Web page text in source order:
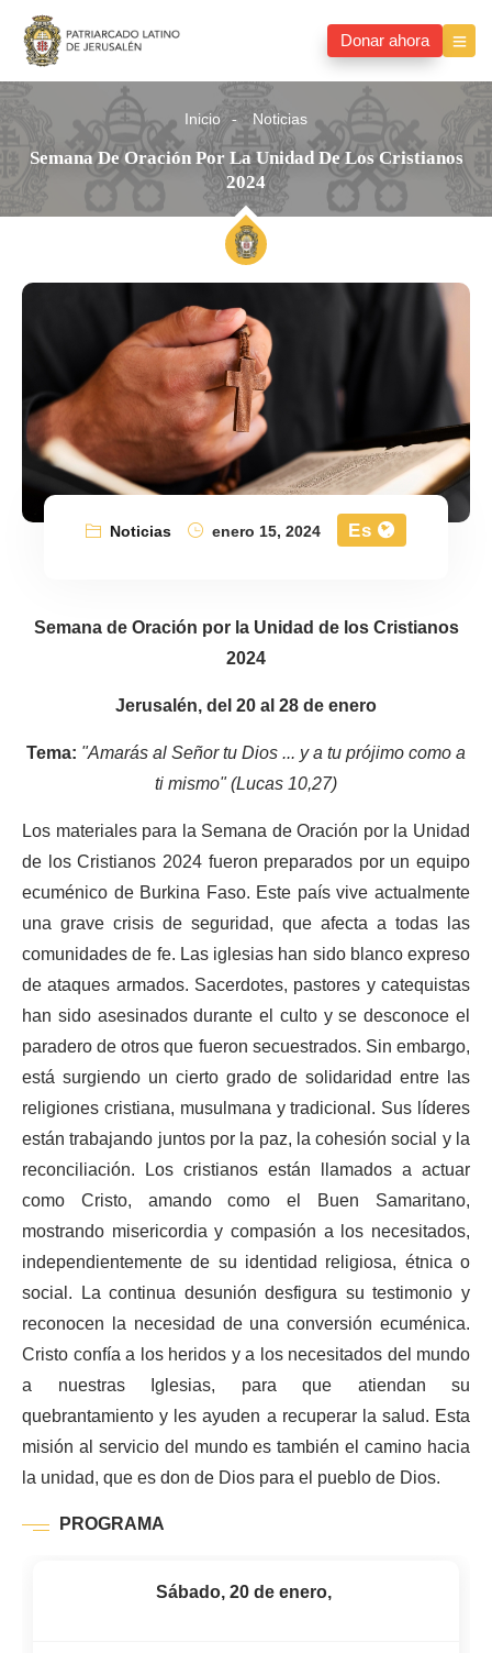
Donar ahora
Inicio Noticias
Semana De Oración Por La Unidad De Los Cristianos
2024
Noticias enero 15, 2024 Es
Semana de Oración por la Unidad de los Cristianos
2024
Jerusalén, del 20 al 28 de enero
Tema:"Amarás al Señor tu Dios ... y a tu prójimo como a
ti mismo" (Lucas 10,27)
Los materiales para la Semana de Oración por la Unidad
de los Cristianos 2024 fueron preparados por un equipo
ecuménico de Burkina Faso. Este país vive actualmente
una grave crisis de seguridad, que afecta a todas las
comunidades de fe. Las iglesias han sido blanco expreso
de ataques armados. Sacerdotes, pastores y catequistas
han sido asesinados durante el culto y se desconoce el
paradero de otros que fueron secuestrados. Sin embargo,
está surgiendo un cierto grado de solidaridad entre las
religiones cristiana, musulmana y tradicional. Sus líderes
están trabajando juntos por la paz, la cohesión social y la
reconciliación. Los cristianos están llamados a actuar
como Cristo, amando como el Buen Samaritano,
mostrando misericordia y compasión a los necesitados,
independientemente de su identidad religiosa, étnica o
social. La continua desunión desfigura su testimonio y
reconocen la necesidad de una conversión ecuménica.
Cristo confía a los heridos y a los necesitados del mundo
a nuestras Iglesias, para que atiendan su
quebrantamiento y les ayuden a recuperar la salud. Esta
misión al servicio del mundo es también el camino hacia
la unidad, que es don de Dios para el pueblo de Dios.
PROGRAMA
Sábado, 20 de enero,